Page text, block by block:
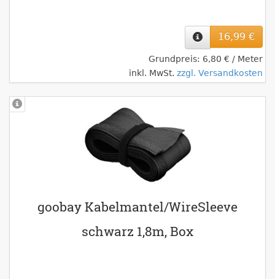
16,99 €
Grundpreis: 6,80 € / Meter
inkl. MwSt. zzgl. Versandkosten
goobay Kabelmantel/WireSleeve
schwarz 1,8m, Box